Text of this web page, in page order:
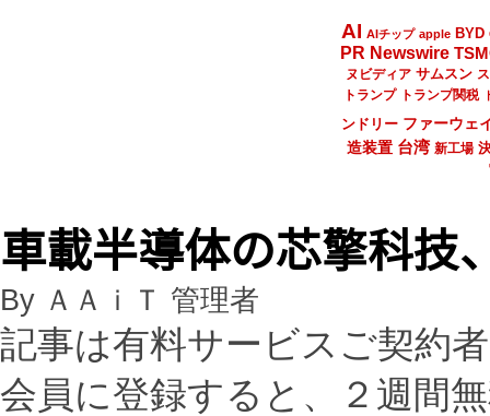
AI AIチップ apple BYD
PR Newswire
ヌビディア サムスン
トランプ
トランプ関税
ンドリー ファーウェ
造装置 台湾 新工場
車載半導体の芯擎科技
By ＡＡｉＴ 管理者
記事は有料サービスご契約
会員に登録すると、２週間